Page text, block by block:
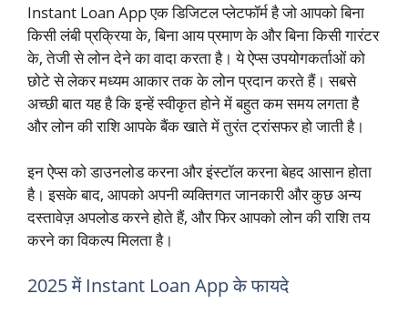
Instant Loan App एक डिजिटल प्लेटफॉर्म है जो आपको बिना
किसी लंबी प्रक्रिया के, बिना आय प्रमाण के और बिना किसी गारंटर
के, तेजी से लोन देने का वादा करता है। ये ऐप्स उपयोगकर्ताओं को
छोटे से लेकर मध्यम आकार तक के लोन प्रदान करते हैं। सबसे
अच्छी बात यह है कि इन्हें स्वीकृत होने में बहुत कम समय लगता है
और लोन की राशि आपके बैंक खाते में तुरंत ट्रांसफर हो जाती है।
इन ऐप्स को डाउनलोड करना और इंस्टॉल करना बेहद आसान होता
है। इसके बाद, आपको अपनी व्यक्तिगत जानकारी और कुछ अन्य
दस्तावेज़ अपलोड करने होते हैं, और फिर आपको लोन की राशि तय
करने का विकल्प मिलता है।
2025 में Instant Loan App के फायदे